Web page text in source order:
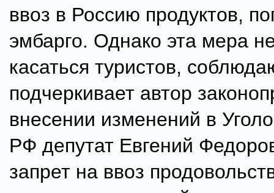
ввоз в Россию продуктов,
эмбарго. Однако эта мера
касаться туристов,
подчеркивает автор
внесении изменений в
РФ депутат Евгений
запрет на ввоз